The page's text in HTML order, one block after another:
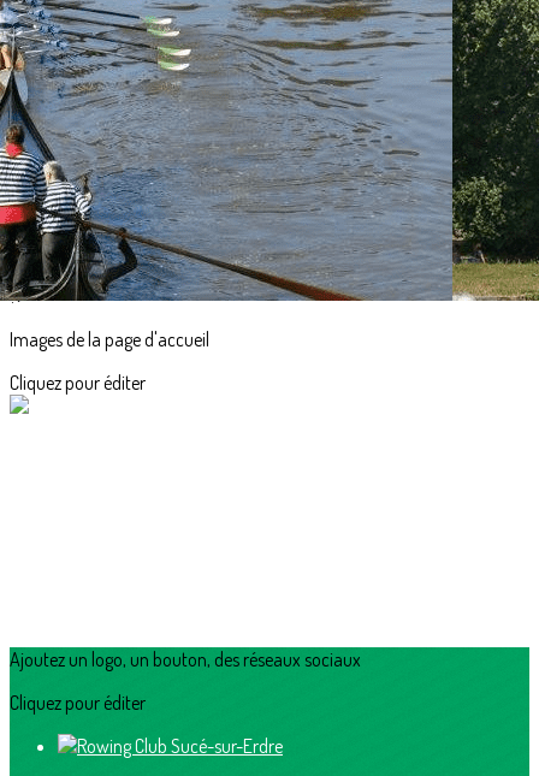
Exporter les lignes sélectionnées
Exporter toutes les colonnes
Exporter uniquement les colonnes affichées
Menu
<
>
Accueil
Actualités
L'aviron en images
?>
Images de la page d'accueil
Cliquez pour éditer
Ajoutez un logo, un bouton, des réseaux sociaux
Cliquez pour éditer